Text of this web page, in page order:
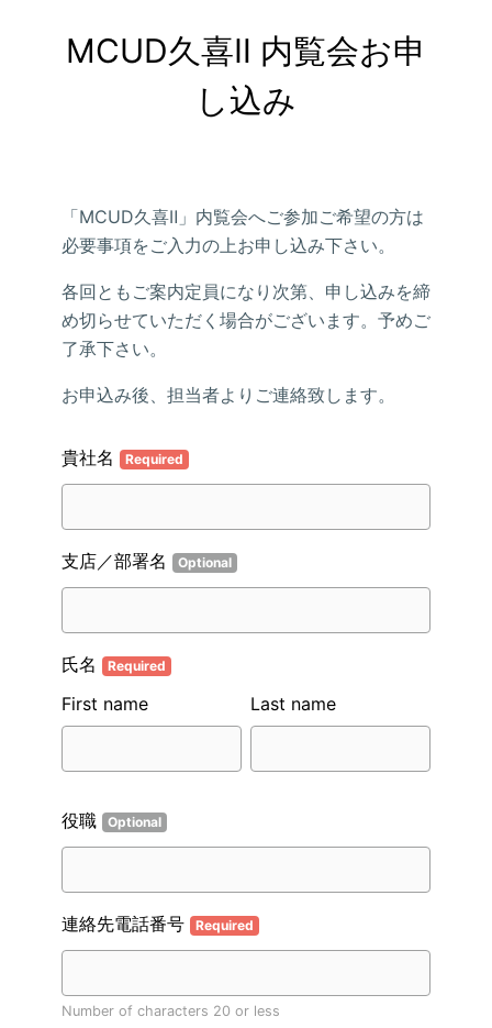
MCUD久喜Ⅱ 内覧会お申
し込み
「MCUD久喜Ⅱ」内覧会へご参加ご希望の方は
必要事項をご入力の上お申し込み下さい。
各回ともご案内定員になり次第、申し込みを締
め切らせていただく場合がございます。予めご
了承下さい。
お申込み後、担当者よりご連絡致します。
貴社名 Required
支店／部署名 Optional
氏名 Required
Last name
First name
役職 Optional
連絡先電話番号 Required
Number of characters 20 or less